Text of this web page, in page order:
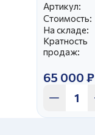
Артикул:
Стоимость:
На складе:
Кратность
продаж:
65 000 ₽